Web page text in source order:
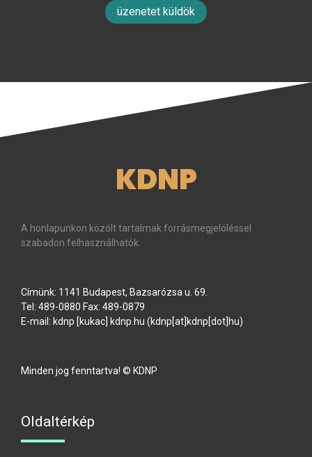
üzenetet küldök
KDNP
A honlapunkon közölt tartalmak forrásmegjelöléssel
szabadon felhasználhatók.
Címünk: 1141 Budapest, Bazsarózsa u. 69.
Tel: 489-0880 Fax: 489-0879
E-mail: kdnp [kukac] kdnp.hu (kdnp[at]kdnp[dot]hu)
Minden jog fenntartva! © KDNP
Oldaltérkép